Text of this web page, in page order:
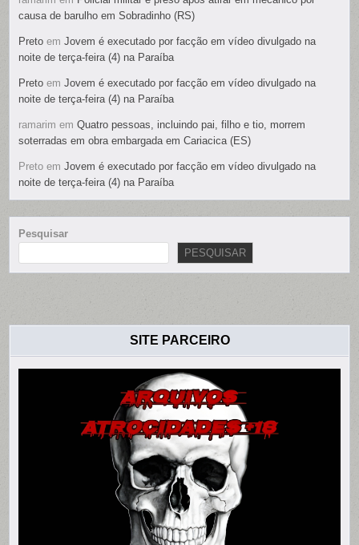
causa de barulho em Sobradinho (RS)
Preto emJovem é executado por facção em vídeo divulgado na
noite de terça-feira (4) na Paraíba
Preto emJovem é executado por facção em vídeo divulgado na
noite de terça-feira (4) na Paraíba
ramarim emQuatro pessoas, incluindo pai, filho e tio, morrem
soterradas em obra embargada em Cariacica (ES)
Preto emJovem é executado por facção em vídeo divulgado na
noite de terça-feira (4) na Paraíba
Pesquisar
PESQUISAR
SITE PARCEIRO